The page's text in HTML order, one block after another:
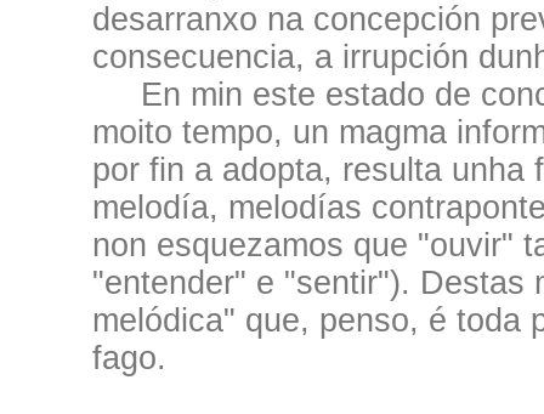
desarranxo na concepción
consecuencia, a irrupción
En min este estado de
moito tempo, un magma
por fin a adopta, resulta unha
melodía, melodías
non esquezamos que "ouvir"
"entender" e "sentir"). Destas
melódica" que, penso, é toda
fago.